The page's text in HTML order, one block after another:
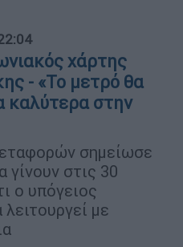
χάρτης
- «Το μετρό θα
καλύτερα στην
σημείωσε
γίνουν στις 30
ο υπόγειος
με